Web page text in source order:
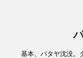
基本、パタヤ沈没。